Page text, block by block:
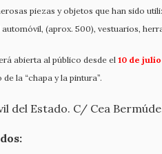
piezas y objetos que han sido
(aprox. 500), vestuarios,
abierta al público desde el 10 de
la “chapa y la pintura”.
del Estado. C/ Cea